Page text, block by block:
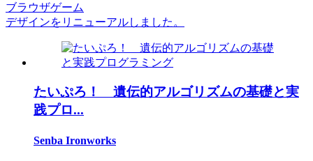
ブラウザゲーム
デザインをリニューアルしました。
たいぷろ！ 遺伝的アルゴリズムの基礎と実
践プロ...
Senba Ironworks